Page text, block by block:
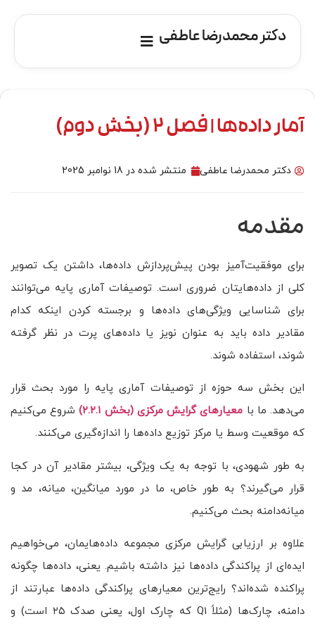
دکتر محمدرضا عاطفی
آمار داده‌ها | فصل 2 (بخش دوم)
دکتر محمدرضا عاطفی منتشر شده در 18 نوامبر 2025
مقدمه
برای موفقیت‌آمیز بودن پیش‌پردازش داده‌ها، داشتن یک تصویر
کلی از داده‌هایتان ضروری است. توصیفات آماری پایه می‌توانند
برای شناسایی ویژگی‌های داده‌ها و برجسته کردن اینکه کدام
مقادیر داده باید به عنوان نویز یا داده‌های پرت در نظر گرفته
شوند، استفاده شوند.
این بخش سه حوزه از توصیفات آماری پایه را مورد بحث قرار
می‌دهد. ما با معیارهای گرایش مرکزی (بخش ۲.۲.۱)
شروع می‌کنیم
که موقعیت وسط یا مرکز توزیع داده‌ها را اندازه‌گیری می‌کنند.
به طور شهودی، با توجه به یک ویژگی، بیشتر مقادیر آن در کجا
قرار می‌گیرند؟ به طور خاص، ما در مورد میانگین، میانه، مد و
میانه‌دامنه بحث می‌کنیم.
علاوه بر ارزیابی گرایش مرکزی مجموعه داده‌هایمان، می‌خواهیم
ایده‌ای از پراکندگی داده‌ها نیز داشته باشیم. یعنی، داده‌ها چگونه
پراکنده شده‌اند؟ رایج‌ترین معیارهای پراکندگی داده‌ها عبارتند از
دامنه، چارک‌ها (مثلاً Q1 که چارک اول، یعنی صدک ۲۵ است) و